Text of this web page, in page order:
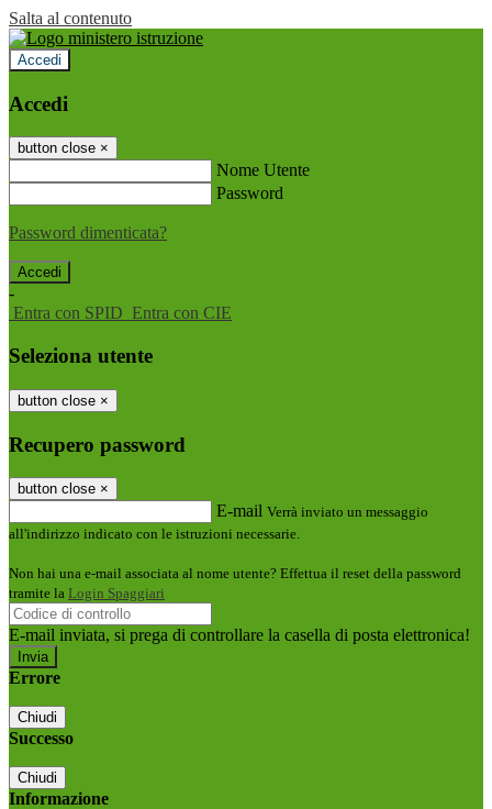
Salta al contenuto
Accedi
Accedi
button close ×
Nome Utente
Password
Password dimenticata?
-
Entra con SPID Entra con CIE
Seleziona utente
button close ×
Recupero password
button close ×
E-mail Verrà inviato un messaggio
all'indirizzo indicato con le istruzioni necessarie.
Non hai una e-mail associata al nome utente? Effettua il reset della password
tramite la Login Spaggiari
E-mail inviata, si prega di controllare la casella di posta elettronica!
Errore
Chiudi
Successo
Chiudi
Informazione